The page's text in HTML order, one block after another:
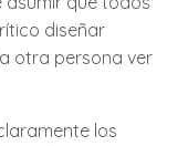
diseñar
otra persona ver
los